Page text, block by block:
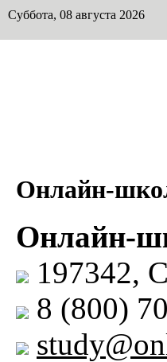
Суббота, 08 августа 2026
Онлайн-
Онлайн-
197342,
8 (800)